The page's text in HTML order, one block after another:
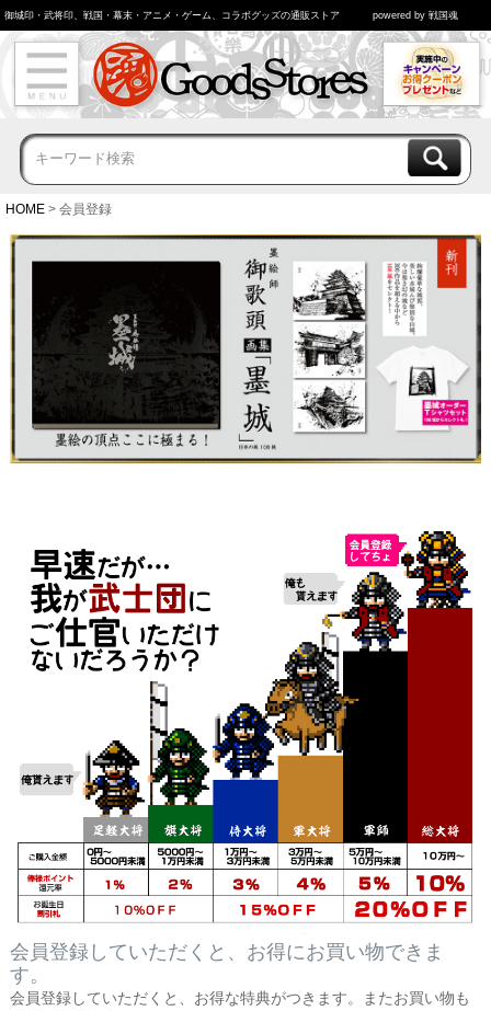
御城印・武将印、戦国・幕末・アニメ・ゲーム、コラボグッズの通販ストア powered by 戦国魂
HOME 会員登録
会員登録していただくと、お得にお買い物できま
す。
会員登録していただくと、お得な特典がつきます。またお買い物も